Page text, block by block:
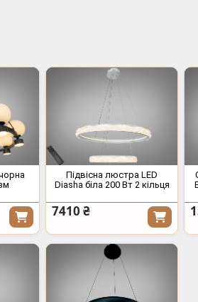
Підвісна люстра LED
Diasha біла 200 Вт 2 кільця
7410 ₴